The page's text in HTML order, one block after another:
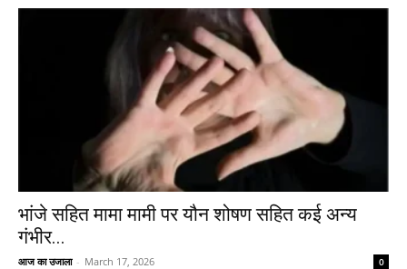
भांजे सहित मामा मामी पर यौन शोषण सहित कई अन्य
गंभीर...
आज का उजाला - March 17, 2026 0